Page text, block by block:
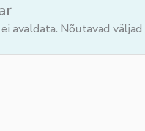
avaldata. Nõutavad